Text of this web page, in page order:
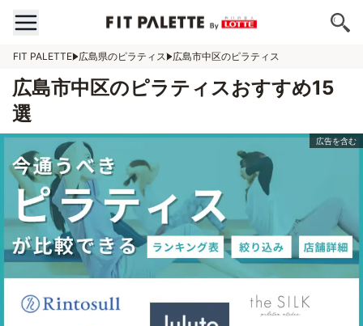
FIT PALETTE 広島県のピラティス 広島市中区のピラティス
広島市中区のピラティスおすすめ15
選